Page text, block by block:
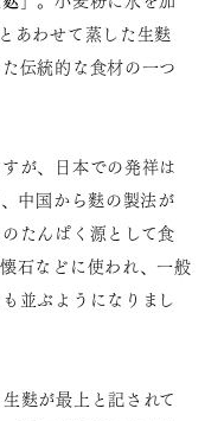
あわせて蒸した生麩
伝統的な食材の一つ
が、日本での発祥は
中国から麩の製法が
たんぱく源として食
石などに使われ、一般
並ぶようになりまし
麩が最上と記されて